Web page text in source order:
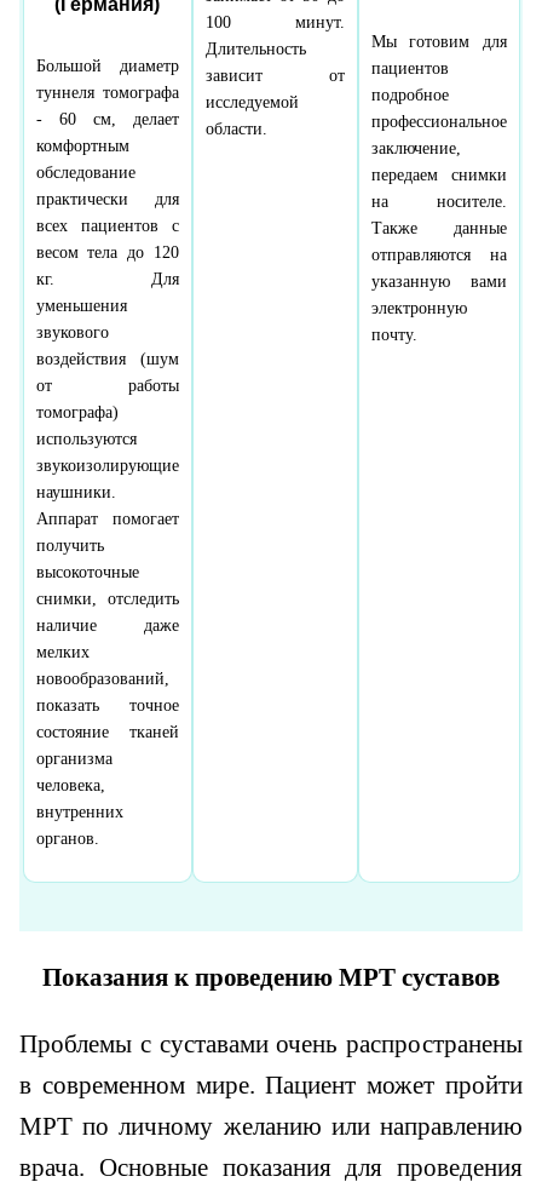
Большой диаметр
туннеля томографа
- 60 см, делает
комфортным
обследование
практически для
всех пациентов с
весом тела до 120
кг. Для
уменьшения
звукового
воздействия (шум
от работы
томографа)
используются
звукоизолирующие
наушники.
Аппарат помогает
получить
высокоточные
снимки, отследить
наличие даже
мелких
новообразований,
показать точное
состояние тканей
организма
человека,
внутренних
органов.
100 минут.
Длительность
зависит от
исследуемой
области.
Мы готовим для
пациентов
подробное
профессиональное
заключение,
передаем снимки
на носителе.
Также данные
отправляются на
указанную вами
электронную
почту.
Показания к проведению МРТ суставов
Проблемы с суставами очень распространены
в современном мире. Пациент может пройти
МРТ по личному желанию или направлению
врача. Основные показания для проведения